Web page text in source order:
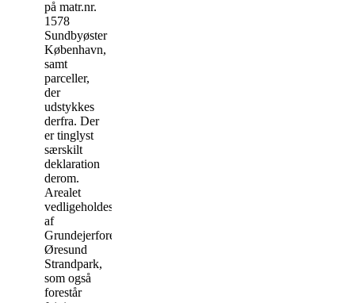
på matr.nr.
1578
Sundbyøster
København,
samt
parceller,
der
udstykkes
derfra. Der
er tinglyst
særskilt
deklaration
derom.
Arealet
vedligeholdes
af
Grundejerforeningen
Øresund
Strandpark,
som også
forestår